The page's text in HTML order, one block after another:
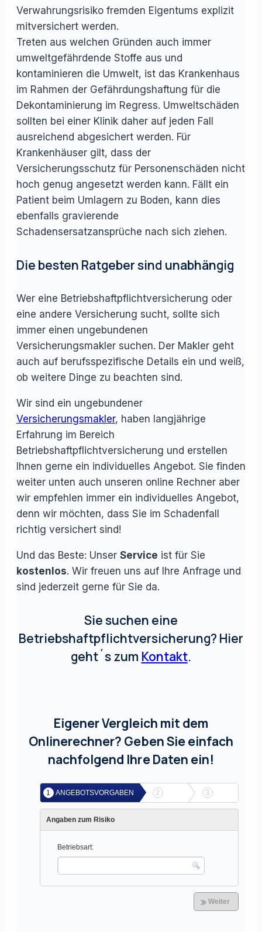
Verwahrungsrisiko fremden Eigentums explizit
mitversichert werden.
Treten aus welchen Gründen auch immer
umweltgefährdende Stoffe aus und
kontaminieren die Umwelt, ist das Krankenhaus
im Rahmen der Gefährdungshaftung für die
Dekontaminierung im Regress. Umweltschäden
sollten bei einer Klinik daher auf jeden Fall
ausreichend abgesichert werden. Für
Krankenhäuser gilt, dass der
Versicherungsschutz für Personenschäden nicht
hoch genug angesetzt werden kann. Fällt ein
Patient beim Umlagern zu Boden, kann dies
ebenfalls gravierende
Schadensersatzansprüche nach sich ziehen.
Die besten Ratgeber sind unabhängig
Wer eine Betriebshaftpflichtversicherung oder
eine andere Versicherung sucht, sollte sich
immer einen ungebundenen
Versicherungsmakler suchen. Der Makler geht
auch auf berufsspezifische Details ein und weiß,
ob weitere Dinge zu beachten sind.
Wir sind ein ungebundener
Versicherungsmakler, haben langjährige
Erfahrung im Bereich
Betriebshaftpflichtversicherung und erstellen
Ihnen gerne ein individuelles Angebot. Sie finden
weiter unten auch unseren online Rechner aber
wir empfehlen immer ein individuelles Angebot,
denn wir möchten, dass Sie im Schadenfall
richtig versichert sind!
Und das Beste: Unser Service ist für Sie
kostenlos. Wir freuen uns auf Ihre Anfrage und
sind jederzeit gerne für Sie da.
Sie suchen eine
Betriebshaftpflichtversicherung? Hier
geht´s zum Kontakt.
Eigener Vergleich mit dem
Onlinerechner? Geben Sie einfach
nachfolgend Ihre Daten ein!